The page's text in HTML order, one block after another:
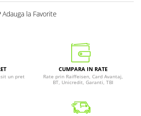
Adauga la Favorite
un pret
CUMPARA IN RATE
Rate prin Raiffeisen, Card Avantaj,
BT, Unicredit, Garanti, TBI